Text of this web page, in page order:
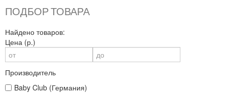
ПОДБОР ТОВАРА
Найдено товаров:
Цена (р.)
Производитель
Baby Club (Германия)